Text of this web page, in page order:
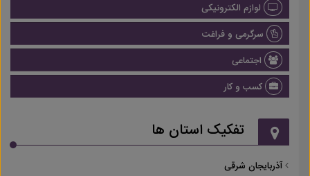
لوازم الکترونیکی
سرگرمی و فراغت
اجتماعی
کسب و کار
تفکیک استان ها
آذربایجان شرقی